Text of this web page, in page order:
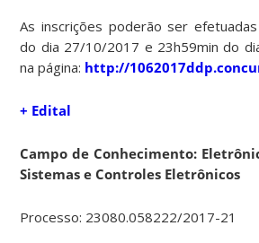
As inscrições poderão ser
do dia 27/10/2017 e 23h59min do
na página: http://
+ Edital
Campo de Conhecimento:
Sistemas e Controles Eletrônicos
Processo: 23080.058222/2017-21